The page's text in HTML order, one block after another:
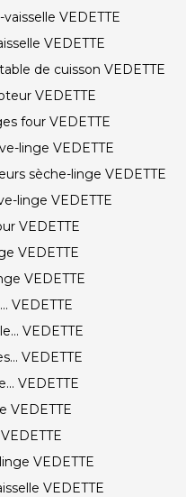
VEDETTE
VEDETTE
de cuisson VEDETTE
VEDETTE
four VEDETTE
linge VEDETTE
sèche-linge VEDETTE
linge VEDETTE
VEDETTE
VEDETTE
VEDETTE
VEDETTE
VEDETTE
VEDETTE
VEDETTE
VEDETTE
VEDETTE
VEDETTE